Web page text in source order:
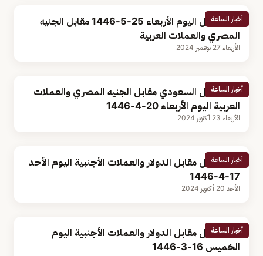
أخبار الساعة
سعر الريال اليوم الأربعاء 25-5-1446 مقابل الجنيه
المصري والعملات العربية
الأربعاء 27 نوفمبر 2024
أخبار الساعة
سعر الريال السعودي مقابل الجنيه المصري والعملات
العربية اليوم الأربعاء 20-4-1446
الأربعاء 23 أكتوبر 2024
أخبار الساعة
سعر الريال مقابل الدولار والعملات الأجنبية اليوم الأحد
17-4-1446
الأحد 20 أكتوبر 2024
أخبار الساعة
سعر الريال مقابل الدولار والعملات الأجنبية اليوم
الخميس 16-3-1446